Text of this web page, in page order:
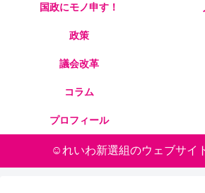
国政にモノ申す！
政策
議会改革
コラム
プロフィール
☺れいわ新選組のウェブサイ